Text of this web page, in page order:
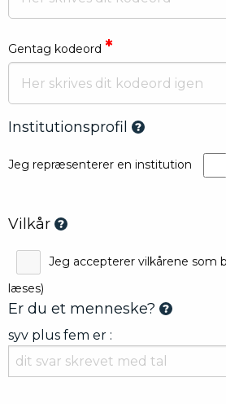
Gentag kodeord *
Institutionsprofil
Jeg repræsenterer en institution
Vilkår
Jeg accepterer vilkårene som
læses)
Er du et menneske?
syv plus fem er :